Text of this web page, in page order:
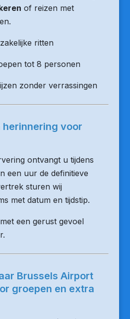
of reizen met
ritten
tot 8 personen
zonder verrassingen
voor
ontvangt u tijdens
een uur de definitieve
sturen wij
met datum en tijdstip.
een gerust gevoel
Brussels Airport
groepen en extra